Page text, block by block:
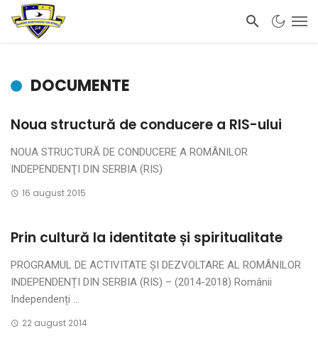
DOCUMENTE
Noua structură de conducere a RIS-ului
NOUA STRUCTURĂ DE CONDUCERE A ROMÂNILOR
INDEPENDENŢI DIN SERBIA (RIS)
16 august 2015
Prin cultură la identitate și spiritualitate
PROGRAMUL DE ACTIVITATE ȘI DEZVOLTARE AL ROMÂNILOR
INDEPENDENȚI DIN SERBIA (RIS) – (2014-2018) Românii
Independenți ...
22 august 2014